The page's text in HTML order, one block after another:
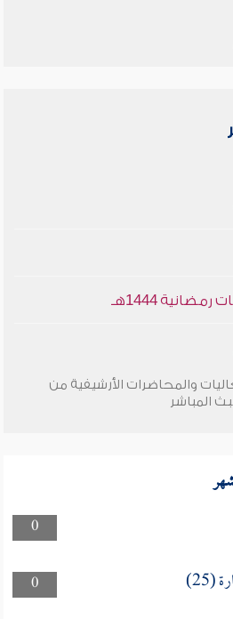
1444هـ
والمحاضرات الأرشيفية من
المباشر
0
0